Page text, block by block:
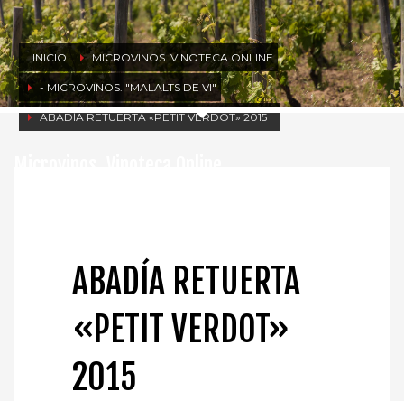
INICIO MICROVINOS. VINOTECA ONLINE
- MICROVINOS. "MALALTS DE VI"
ABADÍA RETUERTA «PETIT VERDOT» 2015
ABADÍA RETUERTA
«PETIT VERDOT»
2015